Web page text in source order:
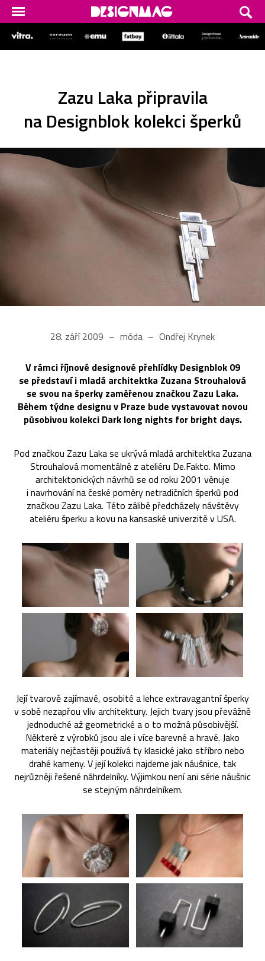
Zazu Laka připravila
na Designblok kolekci šperků
28. září 2009 móda Ondřej Krynek
V rámci říjnové designové přehlídky Designblok 09
se představí i mladá architektka Zuzana Strouhalová
se svou na šperky zaměřenou značkou Zazu Laka.
Během týdne designu v Praze bude vystavovat novou
působivou kolekci Dark long nights for bright days.
Pod značkou Zazu Laka se ukrývá mladá architektka Zuzana
Strouhalová momentálně z ateliéru De.Fakto. Mimo
architektonických návrhů se od roku 2001 věnuje
i navrhování na české poměry netradičních šperků pod
značkou Zazu Laka. Této zálibě předcházely návštěvy
ateliéru šperku a kovu na kansaské univerzitě v USA.
Její tvarově zajímavé, osobité a lehce extravagantní šperky
v sobě nezapřou vliv architektury. Jejich tvary jsou převážně
jednoduché až geometrické a o to možná působivější.
Některé z výrobků jsou ale i více barevné a hravé. Jako
materiály nejčastěji používá ty klasické jako stříbro nebo
drahé kameny. V její kolekci najdeme jak náušnice, tak
nejrůzněji řešené náhrdelníky. Výjimkou není ani série náušnic
se stejným náhrdelníkem.